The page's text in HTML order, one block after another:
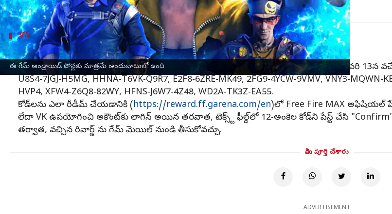
ఈ గేమ్ ఆండ్రాయిడ్ ఫోన్లకు మాత్రమే అందుబాటులో ఉంది
కోడ్
గేమ్ లోని వివిధ వస్తువులను సేకరించడానికి ఈ కోడ్‌లను వాడండి
కాస్ట్యూమ్ బాండిల్స్, రాయల్ వోచర్‌లు, ఆయుధాలు, వజ్రాలు సేకరించడానికి ఈ కోడ్‌లు ఉన్నాయి. జనవరి 13న వచ్చే
U8S4-7JGJ-H5MG, HHNA-T6VK-Q9R7, E2F8-6ZRE-MK49, 2FG9-4YCW-9VMV, VNY3-MQWN-
HVP4, XFW4-Z6Q8-82WY, HFNS-J6W7-4Z48, WD2A-TK3Z-EA55.
కోడ్‌లను ఎలా రీడీమ్ చేయడానికి (https://reward.ff.garena.com/en)లో Free Fire MAX అఫిషియల్
లేదా VK ఉపయోగించి అకౌంట్‌కు లాగిన్ అయిన తరవాత, టెక్స్ట్ ఫీల్డ్‌లో 12-అంకెల కోడ్‌ని పేస్ట్ చేసి
తర్వాత, వచ్చిన రివార్డ్ ను గేమ్ మెయిల్ నుండి తీసుకోవచ్చు.
మీరు పూర్తి చేశారు
ADVERTISEMENT